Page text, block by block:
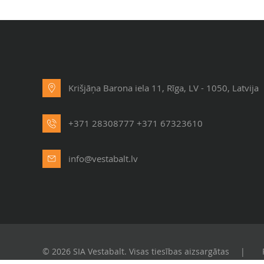
Krišjāņa Barona iela 11, Rīga, LV - 1050, Latvija
+371 28308777 +371 67323610
info@vestabalt.lv
© 2026 SIA Vestabalt. Visas tiesības aizsargātas |